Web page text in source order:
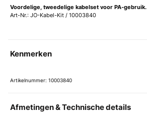
Voordelige, tweedelige kabelset voor PA-gebruik.
Art-Nr.: JO-Kabel-Kit / 10003840
Kenmerken
Artikelnummer: 10003840
Afmetingen & Technische details